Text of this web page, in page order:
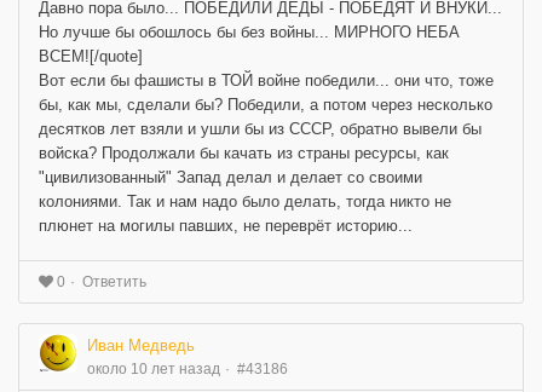
Давно пора было... ПОБЕДИЛИ ДЕДЫ - ПОБЕДЯТ И ВНУКИ...
Но лучше бы обошлось бы без войны... МИРНОГО НЕБА
ВСЕМ![/quote]
Вот если бы фашисты в ТОЙ войне победили... они что, тоже
бы, как мы, сделали бы? Победили, а потом через несколько
десятков лет взяли и ушли бы из СССР, обратно вывели бы
войска? Продолжали бы качать из страны ресурсы, как
"цивилизованный" Запад делал и делает со своими
колониями. Так и нам надо было делать, тогда никто не
плюнет на могилы павших, не переврёт историю...
0 Ответить
Иван Медведь
около 10 лет назад #43186